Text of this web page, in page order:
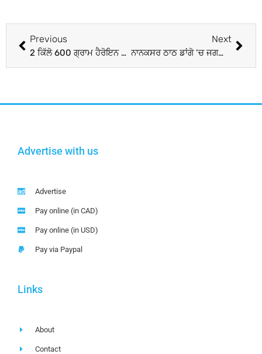
Previous
2 ਕਿੱਲੋ 600 ਗ੍ਰਾਮ ਹੈਰੋਇਨ ਸਮੇਤ ਸਵਿਫ਼ਟ ਕਾਰ ਸਵਾਰ ਤਸਕਰ ਗਿ੍ਫ਼ਤਾਰ
Next
ਨਾਨਕਸਰ ਠਾਠ ਡਾਂਗੋ ‘ਚ ਜਗਜੀਤ ਅਰੋੜਾ ਹੋਏ ਨਤਮਸਤਕ
Advertise with us
Advertise
Pay online (in CAD)
Pay online (in USD)
Pay via Paypal
Links
About
Contact